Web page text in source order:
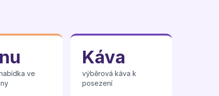
ve
Káva
výběrová káva k
posezení